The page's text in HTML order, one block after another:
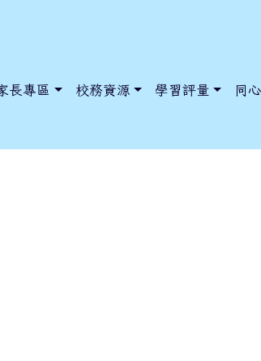
長專區 校務資源 學習評量 同
競賽校內賽得獎名單
Page/Public/ChooseSys?s=05
Page/Public/ChooseSys?s=05